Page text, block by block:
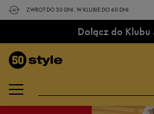
ZWROT DO 30 DNI. W KLUBIE DO 60 DNI.
Dołącz do Klubu